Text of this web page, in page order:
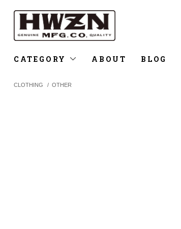
CATEGORY ABOUT BLOG
CLOTHING / OTHER